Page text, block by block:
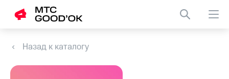
Назад к каталогу